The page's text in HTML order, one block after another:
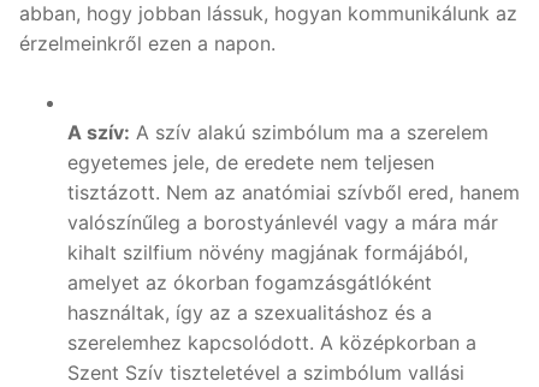
abban, hogy jobban lássuk, hogyan kommunikálunk az
érzelmeinkről ezen a napon.
A szív: A szív alakú szimbólum ma a szerelem
egyetemes jele, de eredete nem teljesen
tisztázott. Nem az anatómiai szívből ered, hanem
valószínűleg a borostyánlevél vagy a mára már
kihalt szilfium növény magjának formájából,
amelyet az ókorban fogamzásgátlóként
használtak, így az a szexualitáshoz és a
szerelemhez kapcsolódott. A középkorban a
Szent Szív tiszteletével a szimbólum vallási